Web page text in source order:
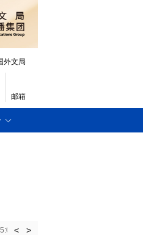
外文局
邮箱
国新办就加快推动“十五五”时期退役
< >